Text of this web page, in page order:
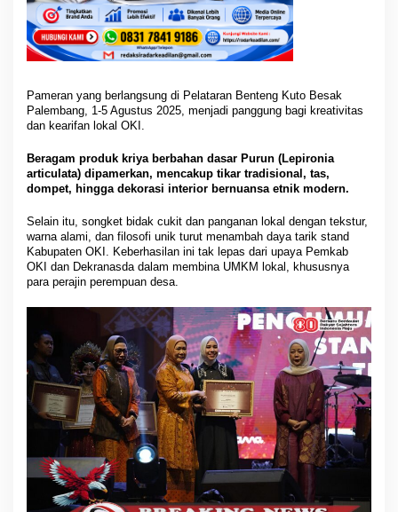
a
n
g
Pameran yang berlangsung di Pelataran Benteng Kuto Besak
Palembang, 1-5 Agustus 2025, menjadi panggung bagi kreativitas
dan kearifan lokal OKI.
Beragam produk kriya berbahan dasar Purun (Lepironia
articulata) dipamerkan, mencakup tikar tradisional, tas,
dompet, hingga dekorasi interior bernuansa etnik modern.
Selain itu, songket bidak cukit dan panganan lokal dengan tekstur,
warna alami, dan filosofi unik turut menambah daya tarik stand
Kabupaten OKI. Keberhasilan ini tak lepas dari upaya Pemkab
OKI dan Dekranasda dalam membina UMKM lokal, khususnya
para perajin perempuan desa.